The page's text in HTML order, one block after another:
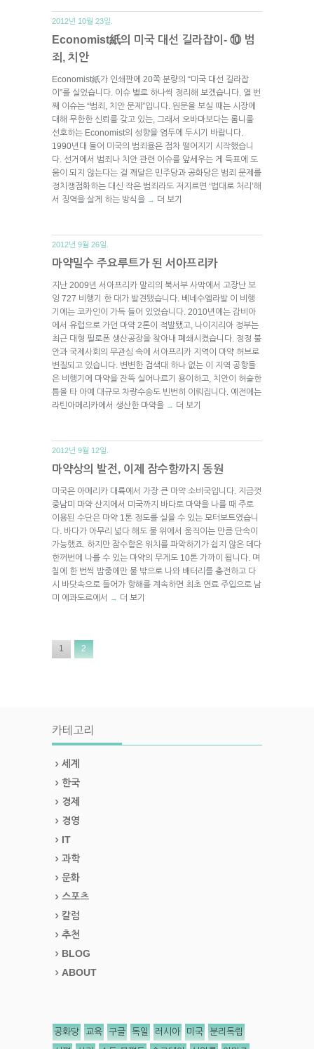
2012년 10월 23일.
Economist紙의 미국 대선 길라잡이- ⑩ 범
죄, 치안
Economist紙가 인쇄판에 20쪽 분량의 “미국 대선 길라잡
이”를 실었습니다. 이슈 별로 하나씩 정리해 보겠습니다. 열 번
째 이슈는 “범죄, 치안 문제”입니다. 원문을 보실 때는 시장에
대해 무한한 신뢰를 갖고 있는, 그래서 오바마보다는 롬니를
선호하는 Economist의 성향을 염두에 두시기 바랍니다.
1990년대 들어 미국의 범죄율은 점차 떨어지기 시작했습니
다. 선거에서 범죄나 치안 관련 이슈를 앞세우는 게 득표에 도
움이 되지 않는다는 걸 깨달은 민주당과 공화당은 범죄 문제를
정치쟁점화하는 대신 작은 범죄라도 저지르면 ‘법대로 처리’해
서 징역을 살게 하는 방식을 → 더 보기
2012년 9월 26일.
마약밀수 주요루트가 된 서아프리카
지난 2009년 서아프리카 말리의 북서부 사막에서 고장난 보
잉 727 비행기 한 대가 발견됐습니다. 베네수엘라발 이 비행
기에는 코카인이 가득 들어 있었습니다. 2010년에는 감비아
에서 유럽으로 가던 마약 2톤이 적발됐고, 나이지리아 정부는
최근 대형 필로폰 생산공장을 찾아내 폐쇄시켰습니다. 정정 불
안과 국제사회의 무관심 속에 서아프리카 지역이 마약 허브로
변질되고 있습니다. 변변한 검색대 하나 없는 이 지역 공항들
은 비행기에 마약을 잔뜩 실어나르기 용이하고, 치안이 허술한
틈을 타 아예 대규모 차량수송도 빈번히 이뤄집니다. 예전에는
라틴아메리카에서 생산한 마약을 → 더 보기
2012년 9월 12일.
마약상의 발전, 이제 잠수함까지 동원
미국은 아메리카 대륙에서 가장 큰 마약 소비국입니다. 지금껏
중남미 마약 산지에서 미국까지 바다로 마약을 나를 때 주로
이용된 수단은 마약 1톤 정도를 실을 수 있는 모터보트였습니
다. 바다가 아무리 넓다 해도 물 위에서 움직이는 만큼 단속이
가능했죠. 하지만 잠수함은 위치를 파악하기가 쉽지 않은 데다
한꺼번에 나를 수 있는 마약의 무게도 10톤 가까이 됩니다. 며
칠에 한 번씩 밤중에만 물 밖으로 나와 배터리를 충전하고 다
시 바닷속으로 들어가 항해를 계속하면 최초 연료 주입으로 남
미 에콰도르에서
→ 더 보기
1 2
카테고리
세계
한국
경제
경영
IT
과학
문화
스포츠
칼럼
추천
BLOG
ABOUT
공화당 교육 구글 독일 러시아 미국 분리독립